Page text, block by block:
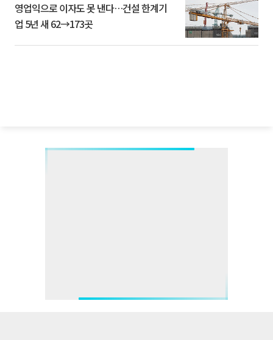
영업익으로 이자도 못 낸다…건설 한계기
업 5년 새 62→173곳